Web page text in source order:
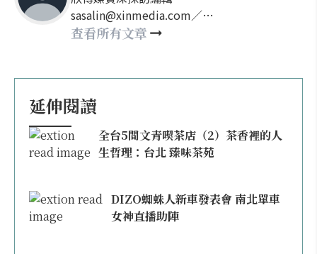
sasalin@xinmedia.com／
happy21917@gmail.com
查看所有文章
延伸閱讀
全台5間文青喫茶店（2）茶香裡的人
生哲理：台北 臻味茶苑
DIZO蜘蛛人新車發表會 南北單車
女神直播助陣